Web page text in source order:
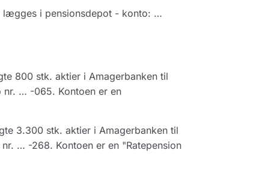
lægges i pensionsdepot - konto: …
800 stk. aktier i Amagerbanken til
… -065. Kontoen er en
3.300 stk. aktier i Amagerbanken til
… -268. Kontoen er en "Ratepension